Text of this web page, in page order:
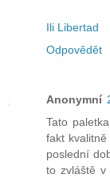
Ili Libertad
Odpovědět
Anonymní
Tato
fakt
poslední
to zvláště v